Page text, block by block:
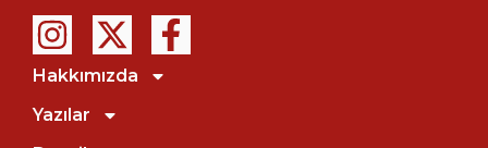
Hakkımızda
Yazılar